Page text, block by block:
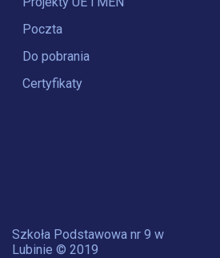
Poczta
Do pobrania
Certyfikaty
Szkoła Podstawowa nr 9 w
Lubinie © 2019